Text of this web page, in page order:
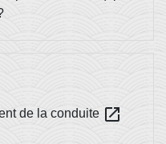
de la conduite open_in_new